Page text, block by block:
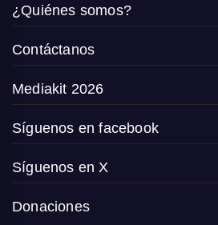
¿Quiénes somos?
Contáctanos
Mediakit 2026
Síguenos en facebook
Síguenos en X
Donaciones